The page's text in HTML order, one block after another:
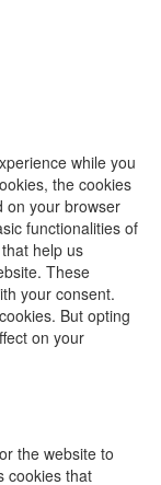
while you
the cookies
on your browser
functionalities of
help us
These
your consent.
But opting
on your
the website to
cookies that